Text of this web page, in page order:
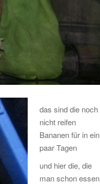
das sind die noch
nicht reifen
Bananen für in ein
paar Tagen
und hier die, die
man schon essen